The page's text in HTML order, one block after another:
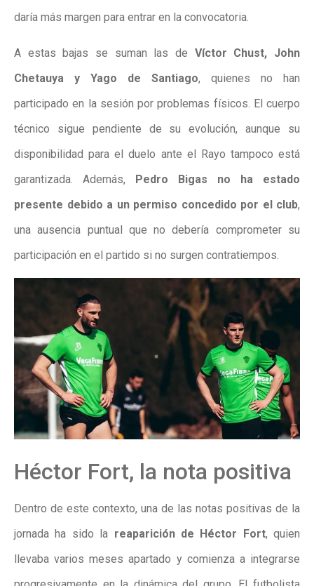
daría más margen para entrar en la convocatoria.
A estas bajas se suman las de Víctor Chust, John
Chetauya y Yago de Santiago, quienes no han
participado en la sesión por problemas físicos. El cuerpo
técnico sigue pendiente de su evolución, aunque su
disponibilidad para el duelo ante el Rayo tampoco está
garantizada. Además, Pedro Bigas no ha estado
presente debido a un permiso concedido por el club,
una ausencia puntual que no debería comprometer su
participación en el partido si no surgen contratiempos.
Héctor Fort, la nota positiva
Dentro de este contexto, una de las notas positivas de la
jornada ha sido la reaparición de Héctor Fort, quien
llevaba varios meses apartado y comienza a integrarse